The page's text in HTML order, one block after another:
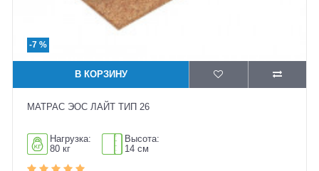
-7 %
В КОРЗИНУ
МАТРАС ЭОС ЛАЙТ ТИП 26
Нагрузка:
80 кг
Высота:
14 см